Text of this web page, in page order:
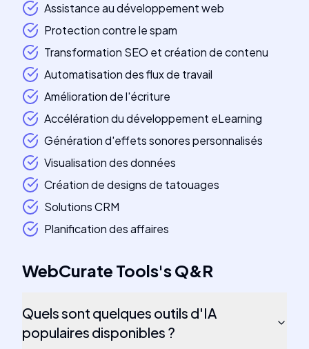
Assistance au développement web
Protection contre le spam
Transformation SEO et création de contenu
Automatisation des flux de travail
Amélioration de l'écriture
Accélération du développement eLearning
Génération d'effets sonores personnalisés
Visualisation des données
Création de designs de tatouages
Solutions CRM
Planification des affaires
WebCurate Tools'sQ&R
Quels sont quelques outils d'IA
populaires disponibles ?